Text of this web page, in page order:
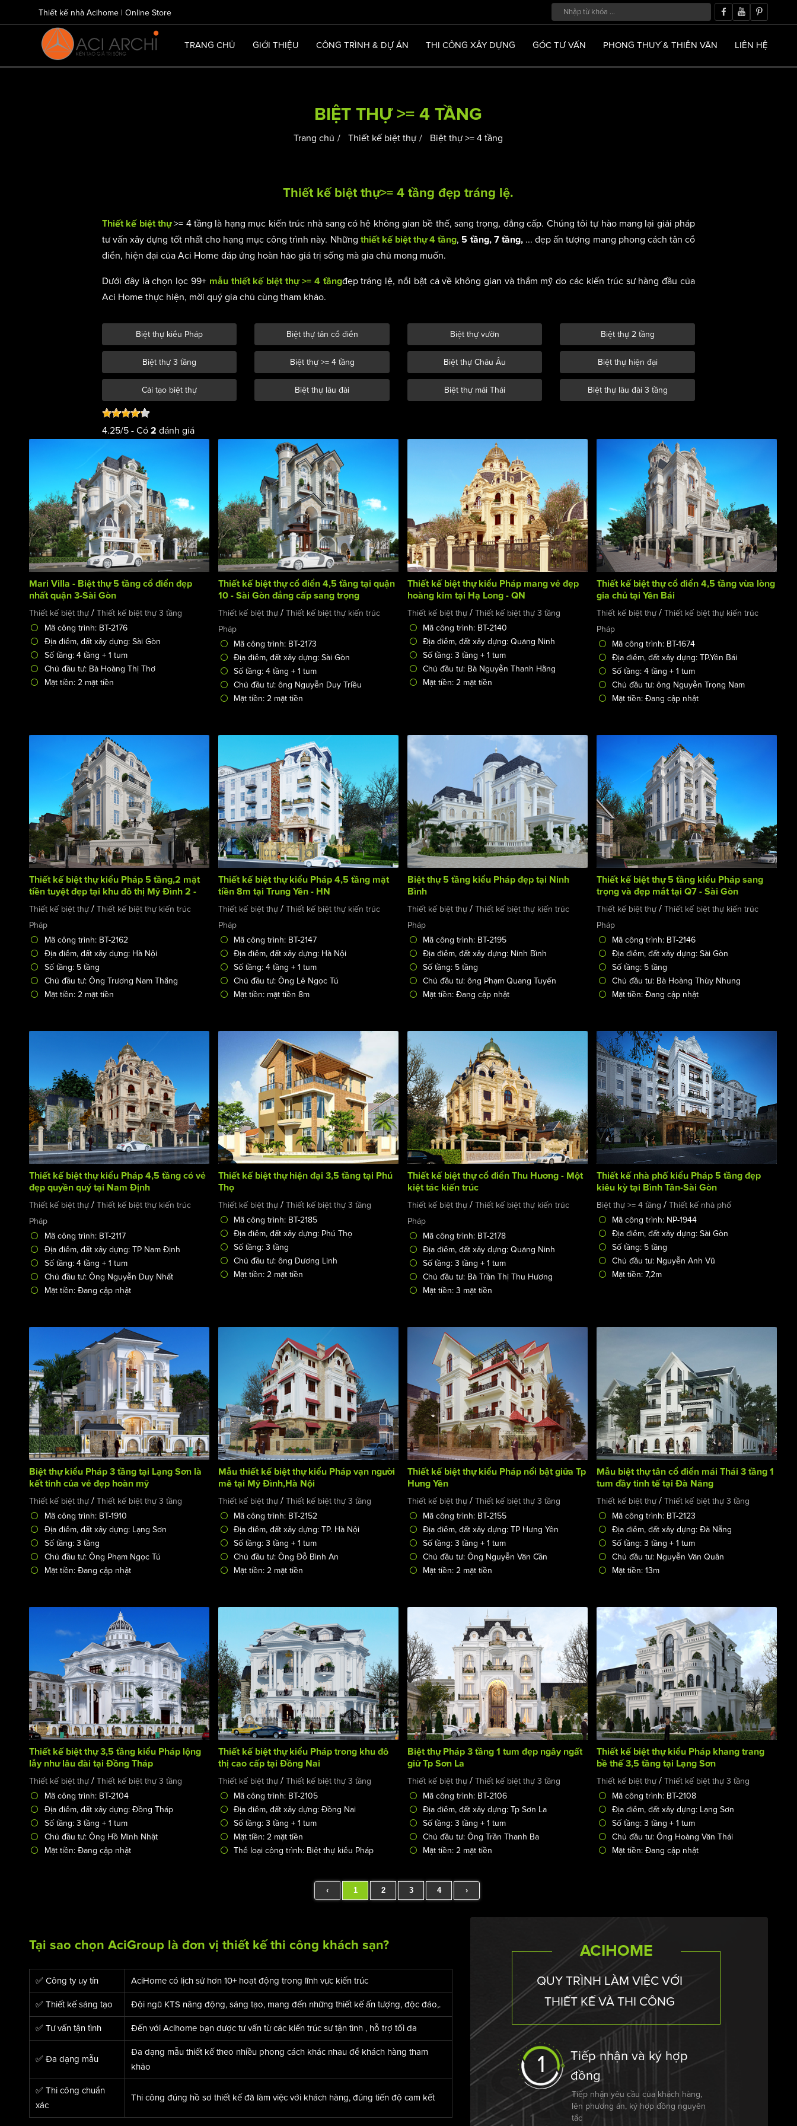
Thiết kế nhà Acihome | Online Store
TRANG CHỦ GIỚI THIỆU CÔNG TRÌNH & DỰ ÁN THI CÔNG XÂY DỰNG GÓC TƯ VẤN PHONG THUỶ & THIÊN VĂN LIÊN HỆ
BIỆT THỰ >= 4 TẦNG
Trang chủ Thiết kế biệt thự Biệt thự >= 4 tầng
Thiết kế biệt thự>= 4 tầng đẹp tráng lệ.
Thiết kế biệt thự>= 4 tầng là hạng mục kiến trúc nhà sang có hệ không gian bề thế, sang trọng, đẳng cấp. Chúng tôi tự hào mang lại giải pháp
tư vấn xây dựng tốt nhất cho hạng mục công trình này. Những thiết kế biệt thự 4 tầng, 5 tầng, 7 tầng,... đẹp ấn tượng mang phong cách tân cổ
điển, hiện đại của Aci Home đáp ứng hoàn hảo giá trị sống mà gia chủ mong muốn.
Dưới đây là chọn lọc 99+ mẫu thiết kế biệt thự >= 4 tầngđẹp tráng lệ, nổi bật cả về không gian và thẩm mỹ do các kiến trúc sư hàng đầu của
Aci Home thực hiện, mời quý gia chủ cùng tham khảo.
Biệt thự kiểu Pháp Biệt thự tân cổ điển Biệt thự vườn Biệt thự 2 tầng
Biệt thự 3 tầng Biệt thự >= 4 tầng Biệt thự Châu Âu Biệt thự hiện đại
Cải tạo biệt thự Biệt thự lâu đài Biệt thự mái Thái Biệt thự lâu đài 3 tầng
4.25/5- Có 2 đánh giá
Mari Villa - Biệt thự 5 tầng cổ điển đẹp
nhất quận 3-Sài Gòn
Thiết kế biệt thự/ Thiết kế biệt thự 3 tầng
Mã công trình: BT-2176
Địa điểm, đất xây dựng: Sài Gòn
Số tầng: 4 tầng + 1 tum
Chủ đầu tư: Bà Hoàng Thị Thơ
Mặt tiền: 2 mặt tiền
Thiết kế biệt thự cổ điển 4,5 tầng tại quận
10 - Sài Gòn đẳng cấp sang trọng
Thiết kế biệt thự/ Thiết kế biệt thự kiến trúc
Pháp
Mã công trình: BT-2173
Địa điểm, đất xây dựng: Sài Gòn
Số tầng: 4 tầng + 1 tum
Chủ đầu tư: ông Nguyễn Duy Triều
Mặt tiền: 2 mặt tiền
Thiết kế biệt thự kiểu Pháp mang vẻ đẹp
hoàng kim tại Hạ Long - QN
Thiết kế biệt thự/ Thiết kế biệt thự 3 tầng
Mã công trình: BT-2140
Địa điểm, đất xây dựng: Quảng Ninh
Số tầng: 3 tầng + 1 tum
Chủ đầu tư: Bà Nguyễn Thanh Hằng
Mặt tiền: 2 mặt tiền
Thiết kế biệt thự cổ điển 4,5 tầng vừa lòng
gia chủ tại Yên Bái
Thiết kế biệt thự /Thiết kế biệt thự kiến trúc
Pháp
Mã công trình: BT-1674
Địa điểm, đất xây dựng: TP.Yên Bái
Số tầng: 4 tầng + 1 tum
Chủ đầu tư: ông Nguyễn Trọng Nam
Mặt tiền: Đang cập nhật
Thiết kế biệt thự kiểu Pháp 5 tầng,2 mặt
tiền tuyệt đẹp tại khu đô thị Mỹ Đình 2 -
Thiết kế biệt thự/ Thiết kế biệt thự kiến trúc
Pháp
Mã công trình: BT-2162
Địa điểm, đất xây dựng: Hà Nội
Số tầng: 5 tầng
Chủ đầu tư: Ông Trương Nam Thắng
Mặt tiền: 2 mặt tiền
Thiết kế biệt thự kiểu Pháp 4,5 tầng mặt
tiền 8m tại Trung Yên - HN
Thiết kế biệt thự/ Thiết kế biệt thự kiến trúc
Pháp
Mã công trình: BT-2147
Địa điểm, đất xây dựng: Hà Nội
Số tầng: 4 tầng + 1 tum
Chủ đầu tư: Ông Lê Ngọc Tú
Mặt tiền: mặt tiền 8m
Biệt thự 5 tầng kiểu Pháp đẹp tại Ninh
Bình
Thiết kế biệt thự/ Thiết kế biệt thự kiến trúc
Pháp
Mã công trình: BT-2195
Địa điểm, đất xây dựng: Ninh Bình
Số tầng: 5 tầng
Chủ đầu tư: ông Phạm Quang Tuyến
Mặt tiền: Đang cập nhật
Thiết kế biệt thự 5 tầng kiểu Pháp sang
trọng và đẹp mắt tại Q7 - Sài Gòn
Thiết kế biệt thự /Thiết kế biệt thự kiến trúc
Pháp
Mã công trình: BT-2146
Địa điểm, đất xây dựng: Sài Gòn
Số tầng: 5 tầng
Chủ đầu tư: Bà Hoàng Thùy Nhung
Mặt tiền: Đang cập nhật
Thiết kế biệt thự kiểu Pháp 4,5 tầng có vẻ
đẹp quyền quý tại Nam Định
Thiết kế biệt thự/ Thiết kế biệt thự kiến trúc
Pháp
Mã công trình: BT-2117
Địa điểm, đất xây dựng: TP Nam Định
Số tầng: 4 tầng + 1 tum
Chủ đầu tư: Ông Nguyễn Duy Nhất
Mặt tiền: Đang cập nhật
Thiết kế biệt thự hiện đại 3,5 tầng tại Phú
Thọ
Thiết kế biệt thự/ Thiết kế biệt thự 3 tầng
Mã công trình: BT-2185
Địa điểm, đất xây dựng: Phú Thọ
Số tầng: 3 tầng
Chủ đầu tư: ông Dương Linh
Mặt tiền: 2 mặt tiền
Thiết kế biệt thự cổ điển Thu Hương - Một
kiệt tác kiến trúc
Thiết kế biệt thự/ Thiết kế biệt thự kiến trúc
Pháp
Mã công trình: BT-2178
Địa điểm, đất xây dựng: Quảng Ninh
Số tầng: 3 tầng + 1 tum
Chủ đầu tư: Bà Trần Thị Thu Hương
Mặt tiền: 3 mặt tiền
Thiết kế nhà phố kiểu Pháp 5 tầng đẹp
kiêu kỳ tại Bình Tân-Sài Gòn
Biệt thự >= 4 tầng /Thiết kế nhà phố
Mã công trình: NP-1944
Địa điểm, đất xây dựng: Sài Gòn
Số tầng: 5 tầng
Chủ đầu tư: Nguyễn Anh Vũ
Mặt tiền: 7,2m
Biệt thự kiểu Pháp 3 tầng tại Lạng Sơn là
kết tinh của vẻ đẹp hoàn mỹ
Thiết kế biệt thự/ Thiết kế biệt thự 3 tầng
Mã công trình: BT-1910
Địa điểm, đất xây dựng: Lạng Sơn
Số tầng: 3 tầng
Chủ đầu tư: Ông Phạm Ngọc Tú
Mặt tiền: Đang cập nhật
Mẫu thiết kế biệt thự kiểu Pháp vạn người
mê tại Mỹ Đình,Hà Nội
Thiết kế biệt thự/ Thiết kế biệt thự 3 tầng
Mã công trình: BT-2152
Địa điểm, đất xây dựng: TP. Hà Nội
Số tầng: 3 tầng + 1 tum
Chủ đầu tư: Ông Đỗ Bình An
Mặt tiền: 2 mặt tiền
Thiết kế biệt thự kiểu Pháp nổi bật giữa Tp
Hưng Yên
Thiết kế biệt thự/ Thiết kế biệt thự 3 tầng
Mã công trình: BT-2155
Địa điểm, đất xây dựng: TP Hưng Yên
Số tầng: 3 tầng + 1 tum
Chủ đầu tư: Ông Nguyễn Văn Cần
Mặt tiền: 2 mặt tiền
Mẫu biệt thự tân cổ điển mái Thái 3 tầng 1
tum đầy tinh tế tại Đà Năng
Thiết kế biệt thự /Thiết kế biệt thự 3 tầng
Mã công trình: BT-2123
Địa điểm, đất xây dựng: Đà Nẵng
Số tầng: 3 tầng + 1 tum
Chủ đầu tư: Nguyễn Văn Quân
Mặt tiền: 13m
Thiết kế biệt thự 3,5 tầng kiểu Pháp lộng
lẫy như lâu đài tại Đồng Tháp
Thiết kế biệt thự/ Thiết kế biệt thự 3 tầng
Mã công trình: BT-2104
Địa điểm, đất xây dựng: Đồng Tháp
Số tầng: 3 tầng + 1 tum
Chủ đầu tư: Ông Hồ Minh Nhật
Mặt tiền: Đang cập nhật
Thiết kế biệt thự kiểu Pháp trong khu đô
thị cao cấp tại Đồng Nai
Thiết kế biệt thự/ Thiết kế biệt thự 3 tầng
Mã công trình: BT-2105
Địa điểm, đất xây dựng: Đồng Nai
Số tầng: 3 tầng + 1 tum
Mặt tiền: 2 mặt tiền
Thể loại công trình: Biệt thự kiểu Pháp
Biệt thự Pháp 3 tầng 1 tum đẹp ngây ngất
giữ Tp Sơn La
Thiết kế biệt thự/ Thiết kế biệt thự 3 tầng
Mã công trình: BT-2106
Địa điểm, đất xây dựng: Tp Sơn La
Số tầng: 3 tầng + 1 tum
Chủ đầu tư: Ông Trần Thanh Ba
Mặt tiền: 2 mặt tiền
Thiết kế biệt thự kiểu Pháp khang trang
bề thế 3,5 tầng tại Lạng Sơn
Thiết kế biệt thự /Thiết kế biệt thự 3 tầng
Mã công trình: BT-2108
Địa điểm, đất xây dựng: Lạng Sơn
Số tầng: 3 tầng + 1 tum
Chủ đầu tư: Ông Hoàng Văn Thái
Mặt tiền: Đang cập nhật
‹ 1 2 3 4 ›
Tại sao chọn AciGroup là đơn vị thiết kế thi công khách sạn?
✅ Công ty uy tín AciHome có lịch sử hơn 10+ hoạt động trong lĩnh vực kiến trúc
✅ Thiết kế sáng tạo Đội ngũ KTS năng động, sáng tạo, mang đến những thiết kế ấn tượng, độc đáo,.
✅ Tư vấn tận tình Đến với Acihome bạn được tư vấn từ các kiến trúc sư tận tình , hỗ trợ tối đa
✅ Đa dạng mẫu
Đa dạng mẫu thiết kế theo nhiều phong cách khác nhau để khách hàng tham
khảo
✅ Thi công chuẩn
xác
Thi công đúng hồ sơ thiết kế đã làm việc với khách hàng, đúng tiến độ cam kết
ACIHOME
QUY TRÌNH LÀM VIỆC VỚI
THIẾT KẾ VÀ THI CÔNG
1
Tiếp nhận và ký hợp
đồng
Tiếp nhận yêu cầu của khách hàng,
lên phương án, ký hợp đồng nguyên
tắc